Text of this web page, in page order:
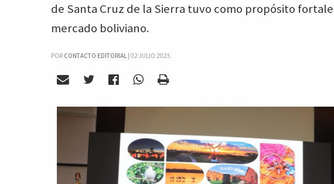
de Santa Cruz de la Sierra tuvo como propósito
mercado boliviano.
POR CONTACTO EDITORIAL | 02 JULIO 2025